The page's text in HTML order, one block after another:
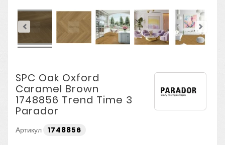
SPC Oak Oxford
Caramel Brown
1748856 Trend Time 3
Parador
Артикул 1748856